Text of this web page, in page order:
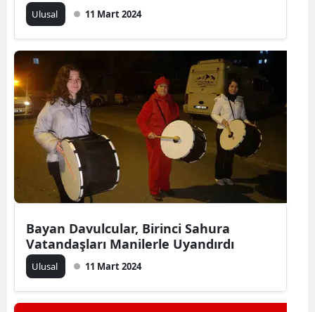
Siirt
Sinop
Sivas
Tekirdağ
Tokat
Trabzon
Tunceli
Ulusal 11 Mart 2024
Bayan Davulcular, Birinci Sahura
Vatandaşları Manilerle Uyandırdı
Ulusal 11 Mart 2024